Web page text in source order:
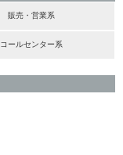
販売・営業系
コールセンター系